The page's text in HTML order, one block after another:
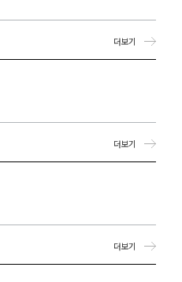
더보기
더보기
더보기